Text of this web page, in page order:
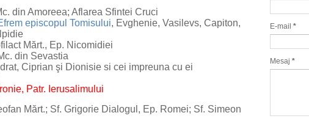
Amoreea; Aflarea Sfintei Cruci
episcopul Tomisului, Evghenie, Vasilevs, Capiton,
Mărt., Ep. Nicomidiei
din Sevastia
Ciprian şi Dionisie si cei impreuna cu ei
Patr. Ierusalimului
Mărt.; Sf. Grigorie Dialogul, Ep. Romei; Sf. Simeon
E-mail *
Mesaj *